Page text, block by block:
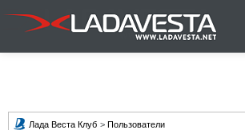
Лада Веста Клуб > Пользователи